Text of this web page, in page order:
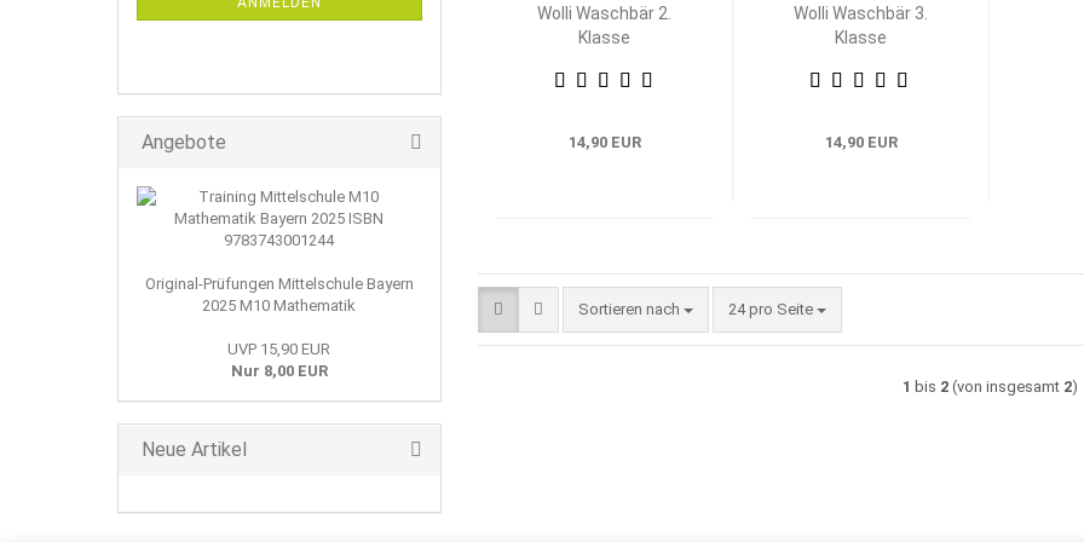
Wolli Waschbär 2.
Klasse
14,90 EUR
Wolli Waschbär 3.
Klasse
14,90 EUR
Sortieren nach
Sortieren nach 24 pro Seite
pro Seite
1 bis 2(von insgesamt 2)
Angebote
Original-Prüfungen Mittelschule Bayern
2025 M10 Mathematik
UVP 15,90 EUR
Nur 8,00 EUR
Neue Artikel